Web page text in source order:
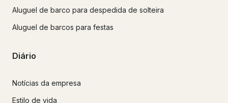
Aluguel de barco para despedida de solteira
Aluguel de barcos para festas
Diário
Notícias da empresa
Estilo de vida